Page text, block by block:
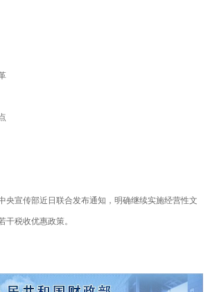
央宣传部近日联合发布通知，明确继续实施经营性文
干税收优惠政策。